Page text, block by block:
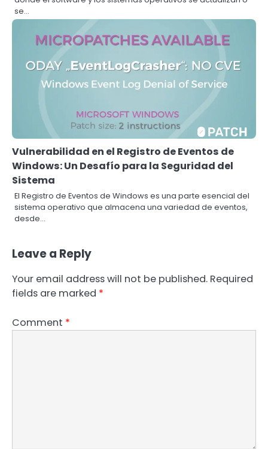
se…
Vulnerabilidad en el Registro de Eventos de
Windows: Un Desafío para la Seguridad del
Sistema
El Registro de Eventos de Windows es una parte esencial del
sistema operativo que almacena una variedad de eventos,
desde…
Leave a Reply
Your email address will not be published. Required
fields are marked *
Comment *